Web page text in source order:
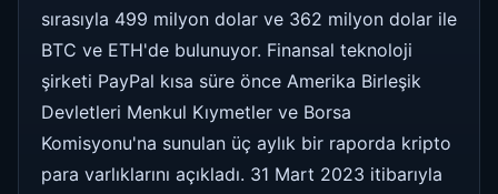
sırasıyla 499 milyon dolar ve 362 milyon dolar ile
BTC ve ETH'de bulunuyor. Finansal teknoloji
şirketi PayPal kısa süre önce Amerika Birleşik
Devletleri Menkul Kıymetler ve Borsa
Komisyonu'na sunulan üç aylık bir raporda kripto
para varlıklarını açıkladı. 31 Mart 2023 itibarıyla